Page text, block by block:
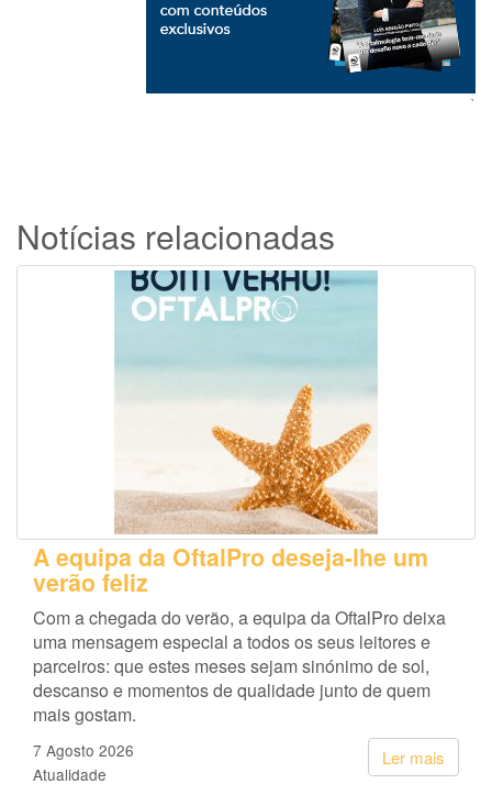
`
Notícias relacionadas
A equipa da OftalPro deseja-lhe um
verão feliz
Com a chegada do verão, a equipa da OftalPro deixa
uma mensagem especial a todos os seus leitores e
parceiros: que estes meses sejam sinónimo de sol,
descanso e momentos de qualidade junto de quem
mais gostam.
Ler mais
7 Agosto 2026
Atualidade